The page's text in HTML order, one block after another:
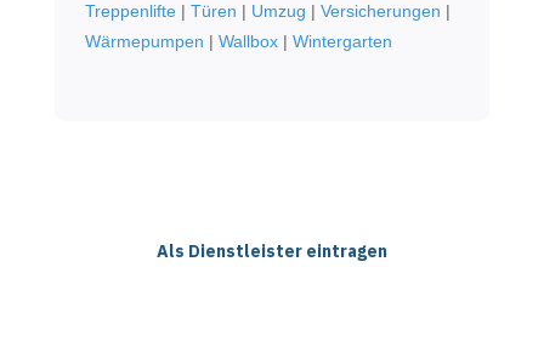
Treppenlifte| Türen | Umzug | Versicherungen |
Wärmepumpen | Wallbox| Wintergarten
Als Dienstleister eintragen